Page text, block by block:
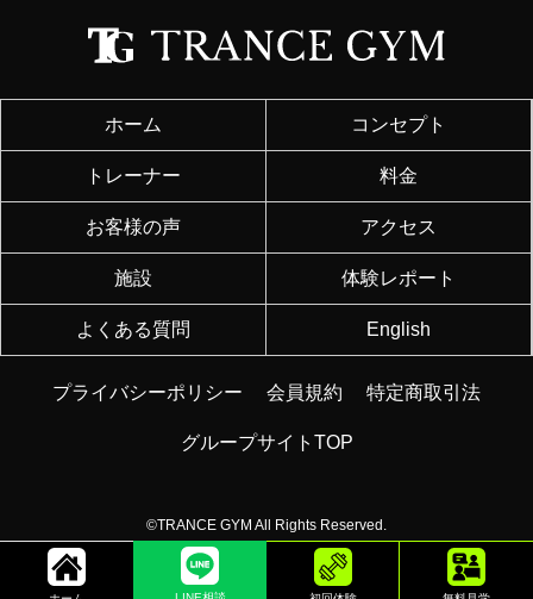
ホーム コンセプト
トレーナー 料金
お客様の声 アクセス
施設 体験レポート
よくある質問 English
プライバシーポリシー 会員規約 特定商取引法
グループサイトTOP
©TRANCE GYM All Rights Reserved.